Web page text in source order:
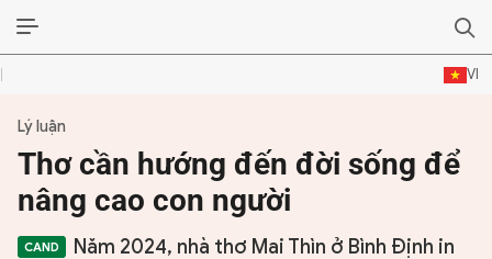
VI
ĐỜI SỐNG VĂN HÓA
TƯ LIỆU VĂN HÓA
LÝ LUẬN
Lý luận
Thơ cần hướng đến đời sống để
nâng cao con người
Năm 2024, nhà thơ Mai Thìn ở Bình Định in